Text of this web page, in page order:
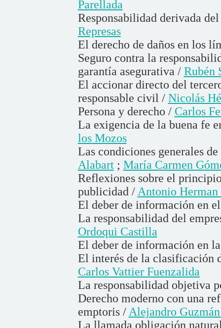
Parellada
Responsabilidad derivada
Represas
El derecho de daños en los
Seguro contra la
garantía asegurativa / Rubén
El accionar directo del
responsable civil / Nicolás
Persona y derecho / Carlos
La exigencia de la buena fe
los Mozos
Las condiciones generales
Alabart; María Carmen
Reflexiones sobre el
publicidad / Antonio
El deber de información en
La responsabilidad del
Ordoqui Castilla
El deber de información en
El interés de la clasificación
Carlos Vattier Fuenzalida
La responsabilidad objetiva
Derecho moderno con una
emptoris / Alejandro
La llamada obligación